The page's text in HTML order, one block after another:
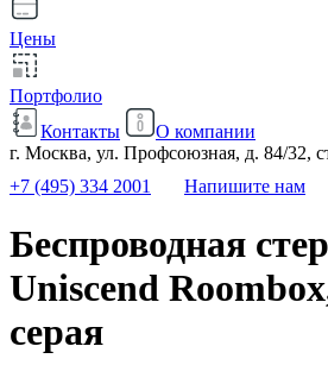
Цены
Портфолио
Контакты
О компании
г. Москва, ул. Профсоюзная, д. 84/32,
+7 (495) 334 2001
Напишите нам
Беспроводная
Uniscend
серая